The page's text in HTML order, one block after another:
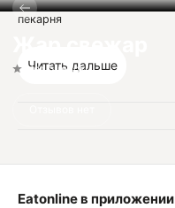
Вход / регистрация
Нет оценок
пекарня
Читать дальше
Eatonline в приложении